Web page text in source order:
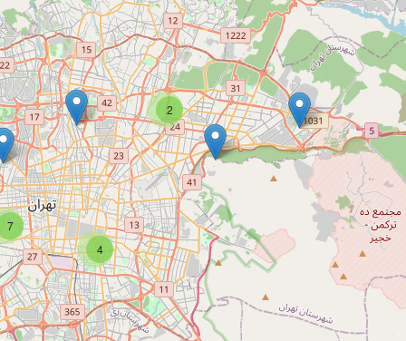
7
2
4